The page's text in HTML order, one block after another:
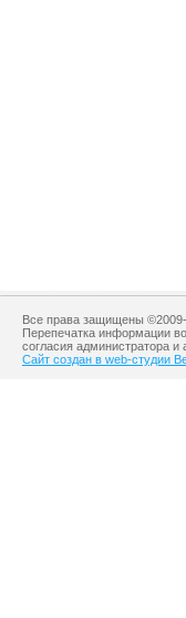
Все права защищены
Перепечатка информации
согласия администратора и
Сайт создан в web-студии